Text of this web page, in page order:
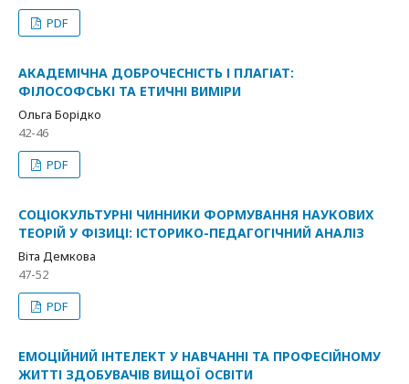
PDF
АКАДЕМІЧНА ДОБРОЧЕСНІСТЬ І ПЛАГІАТ:
ФІЛОСОФСЬКІ ТА ЕТИЧНІ ВИМІРИ
Ольга Борідко
42-46
PDF
СОЦІОКУЛЬТУРНІ ЧИННИКИ ФОРМУВАННЯ НАУКОВИХ
ТЕОРІЙ У ФІЗИЦІ: ІСТОРИКО-ПЕДАГОГІЧНИЙ АНАЛІЗ
Віта Демкова
47-52
PDF
ЕМОЦІЙНИЙ ІНТЕЛЕКТ У НАВЧАННІ ТА ПРОФЕСІЙНОМУ
ЖИТТІ ЗДОБУВАЧІВ ВИЩОЇ ОСВІТИ